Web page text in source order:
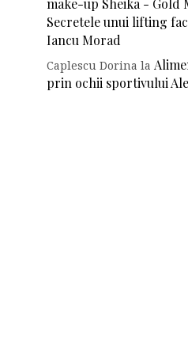
make-up Sheika - Gold
Secretele unui lifting
Iancu Morad
Caplescu Dorina la
prin ochii sportivului